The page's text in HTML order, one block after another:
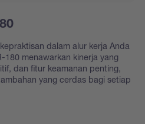
dalam alur kerja Anda
menawarkan kinerja yang
dan fitur keamanan penting,
yang cerdas bagi setiap